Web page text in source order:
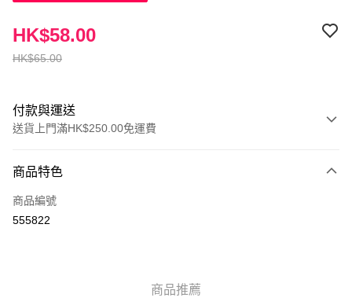
HK$65.00
HK$58.00
付款與運送
送貨上門滿HK$250.00免運費
信用卡
Apple Pay
商品特色
商品編號
555822
商品推薦